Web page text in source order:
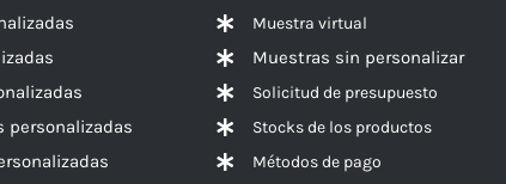
personalizadas
Muestra virtual
Muestras sin personalizar
Solicitud de presupuesto
Stocks de los productos
Métodos de pago